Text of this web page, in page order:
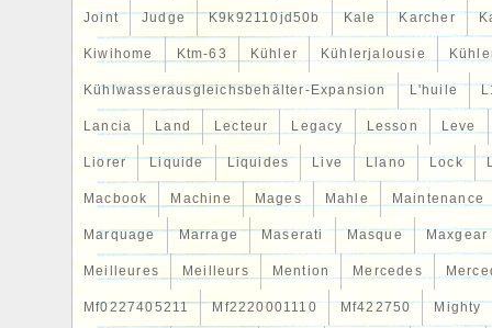
Joint Judge K9k92110jd50b Kale Karcher
Kiwihome Ktm-63 Kühler Kühlerjalousie
Kühlwasserausgleichsbehälter-Expansion L'huile
Lancia Land Lecteur Legacy Lesson Leve
Liorer Liquide Liquides Live Llano Lock
Macbook Machine Mages Mahle Maintenance
Marquage Marrage Maserati Masque Maxgear
Meilleures Meilleurs Mention Mercedes
Mf0227405211 Mf2220001110 Mf422750 Mighty